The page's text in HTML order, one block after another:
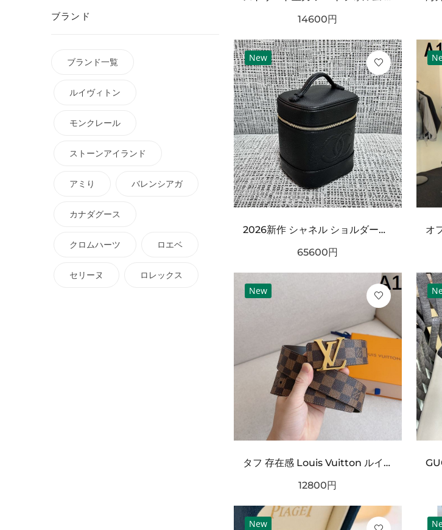
14600円
New
2026新作 シャネル ショルダーバッグクロスボディバッグ 最新商品即完売必至｜CHANEL人気作
65600円
New
タフ 存在感 Louis Vuitton ルイヴィトン コピー ベルト ブラックチェック型押しレザー シルバーバックル 厚みある仕様 ストリート映えデザイン
12800円
New
ブランド
ブランド一覧
ルイヴィトン
モンクレール
ストーンアイランド
アミり バレンシアガ
カナダグース
クロムハーツ ロエベ
セリーヌ ロレックス